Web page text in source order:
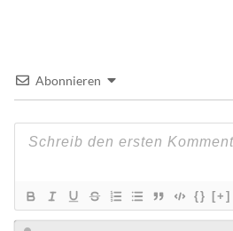
Abonnieren
{} [+]